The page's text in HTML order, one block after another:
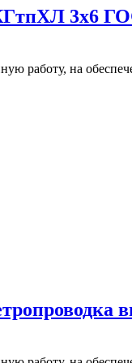
3х6
работу, на